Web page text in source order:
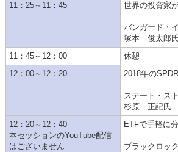
11：25～11：45
世界の投資家
バンガード・
塚本 俊太郎
11：45～12：00
休憩
12：00～12：20
2018年の
ステート・ス
杉原 正記氏
12：20～12：40
本セッションのYouTube配信
はございません
ETFで手軽に
ブラックロ